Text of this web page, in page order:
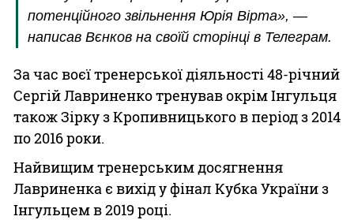
потенційного звільнення Юрія Вірта», —
написав Вєнков на своїй сторінці в Телеграм.
За час воєї тренерської діяльності 48-річний
Сергій Лавриненко тренував окрім Інгульця
також Зірку з Кропивницького в період з 2014
по 2016 роки.
Найвищим тренерським досягнення
Лавриненка є вихід у фінал Кубка України з
Інгульцем в 2019 році.